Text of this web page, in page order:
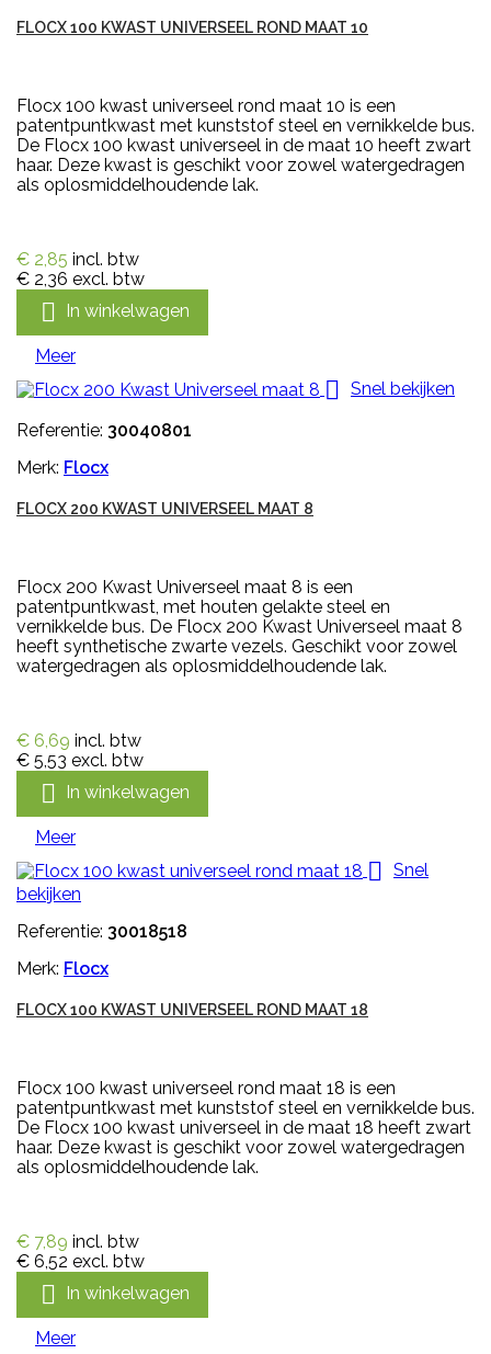
FLOCX 100 KWAST UNIVERSEEL ROND MAAT 10
Flocx 100 kwast universeel rond maat 10 is een
patentpuntkwast met kunststof steel en vernikkelde bus.
De Flocx 100 kwast universeel in de maat 10 heeft zwart
haar. Deze kwast is geschikt voor zowel watergedragen
als oplosmiddelhoudende lak.
€ 2,85 incl. btw
€ 2,36 excl. btw
 In winkelwagen
Meer
 Snel bekijken
Referentie: 30040801
Merk: Flocx
FLOCX 200 KWAST UNIVERSEEL MAAT 8
Flocx 200 Kwast Universeel maat 8 is een
patentpuntkwast, met houten gelakte steel en
vernikkelde bus. De Flocx 200 Kwast Universeel maat 8
heeft synthetische zwarte vezels. Geschikt voor zowel
watergedragen als oplosmiddelhoudende lak.
€ 6,69 incl. btw
€ 5,53 excl. btw
 In winkelwagen
Meer
 Snel
bekijken
Referentie: 30018518
Merk: Flocx
FLOCX 100 KWAST UNIVERSEEL ROND MAAT 18
Flocx 100 kwast universeel rond maat 18 is een
patentpuntkwast met kunststof steel en vernikkelde bus.
De Flocx 100 kwast universeel in de maat 18 heeft zwart
haar. Deze kwast is geschikt voor zowel watergedragen
als oplosmiddelhoudende lak.
€ 7,89 incl. btw
€ 6,52 excl. btw
 In winkelwagen
Meer